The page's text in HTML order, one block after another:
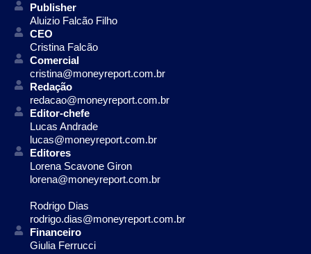
Publisher
Aluizio Falcão Filho
CEO
Cristina Falcão
Comercial
cristina@moneyreport.com.br
Redação
redacao@moneyreport.com.br
Editor-chefe
Lucas Andrade
lucas@moneyreport.com.br
Editores
Lorena Scavone Giron
lorena@moneyreport.com.br
Rodrigo Dias
rodrigo.dias@moneyreport.com.br
Financeiro
Giulia Ferrucci